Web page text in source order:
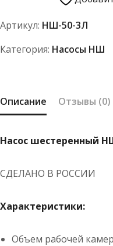
3Л
вращения)
Артикул: НШ-50-3Л
Категория: Насосы НШ
Описание Отзывы (0)
Насос шестеренный
СДЕЛАНО В РОССИИ
Характеристики:
Объем рабочей